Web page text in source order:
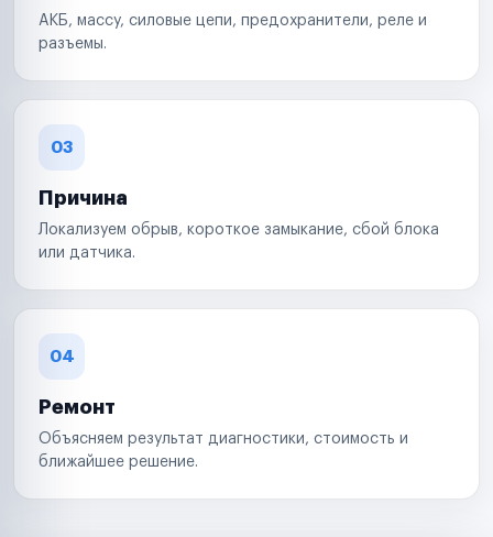
АКБ, массу, силовые цепи, предохранители, реле и
разъемы.
03
Причина
Локализуем обрыв, короткое замыкание, сбой блока
или датчика.
04
Ремонт
Объясняем результат диагностики, стоимость и
ближайшее решение.